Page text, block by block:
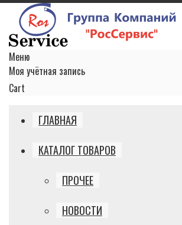
Меню
Моя учётная запись
Cart
ГЛАВНАЯ
КАТАЛОГ ТОВАРОВ
ПРОЧЕЕ
НОВОСТИ